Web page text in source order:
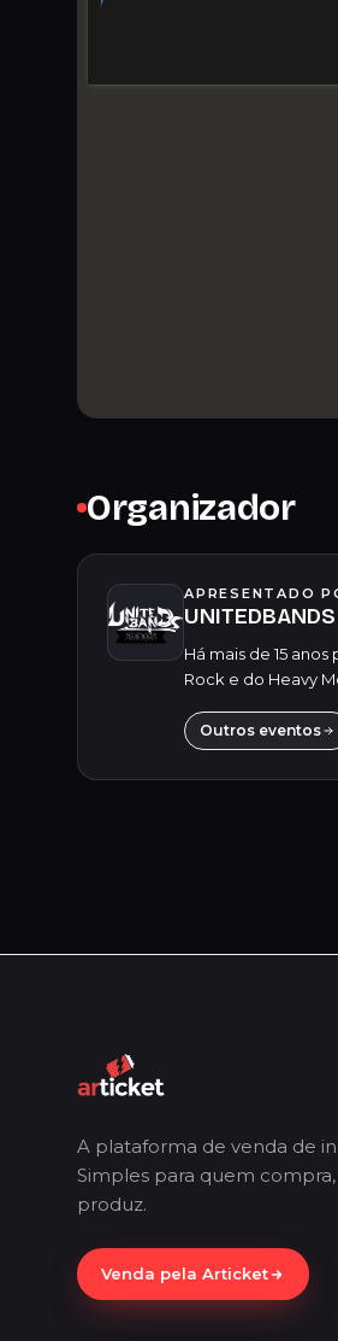
Organizador
APRESENTADO
Há mais de 15
Rock e do Heavy
Outros eventos
A plataforma de venda de
Simples para quem
produz.
Venda pela Articket